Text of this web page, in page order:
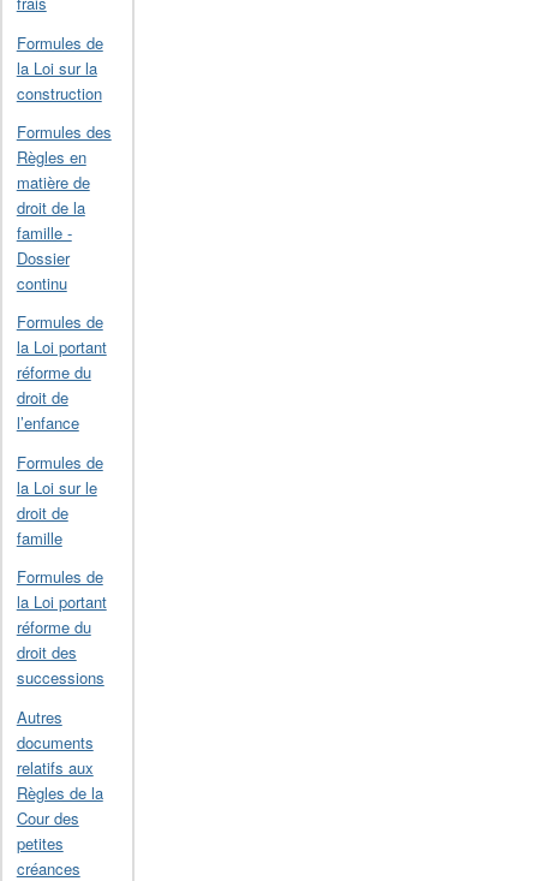
Formules de
la Loi sur la
construction
Formules des
Règles en
matière de
droit de la
famille -
Dossier
continu
Formules de
la Loi portant
réforme du
droit de
l’enfance
Formules de
la Loi sur le
droit de
famille
Formules de
la Loi portant
réforme du
droit des
successions
Autres
documents
relatifs aux
Règles de la
Cour des
petites
créances